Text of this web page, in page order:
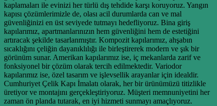
kaplamaları ile evinizi her türlü dış tehdide karşı koruyoruz. Yangın
kapısı çözümlerimizle de, olası acil durumlarda can ve mal
güvenliğinizi en üst seviyede tutmayı hedefliyoruz. Bina giriş
kapılarımız, apartmanlarınızın hem güvenliğini hem de estetiğini
artıracak şekilde tasarlanmıştır. Kompozit kapılarımız, ahşabın
sıcaklığını çeliğin dayanıklılığı ile birleştirerek modern ve şık bir
görünüm sunar. Amerikan kapılarımız ise, iç mekanlarda zarif ve
fonksiyonel bir çözüm olarak tercih edilmektedir. Variodor
kapılarımız ise, özel tasarım ve işlevsellik arayanlar için idealdir.
Cumhuriyet Çelik Kapı İmalatı olarak, her bir ürünümüzü titizlikle
üretiyor ve montajını gerçekleştiriyoruz. Müşteri memnuniyetini her
zaman ön planda tutarak, en iyi hizmeti sunmayı amaçlıyoruz.